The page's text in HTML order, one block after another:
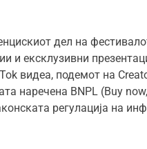
дел на
и ексклузивни
видеа, подемот на
наречена BNPL (Buy
регулација на